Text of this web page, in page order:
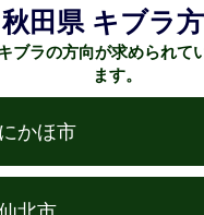
秋田県 キブラ
ブラの方向が求められて
ます。
にかほ市